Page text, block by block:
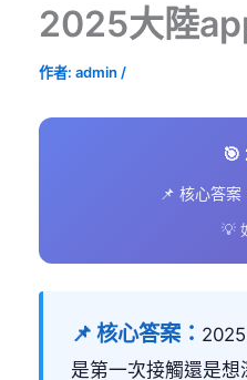
2025大陸
作者: admin /
🎯
📌 核心答
💡
📌 核心答案：
是第一次接觸還是想